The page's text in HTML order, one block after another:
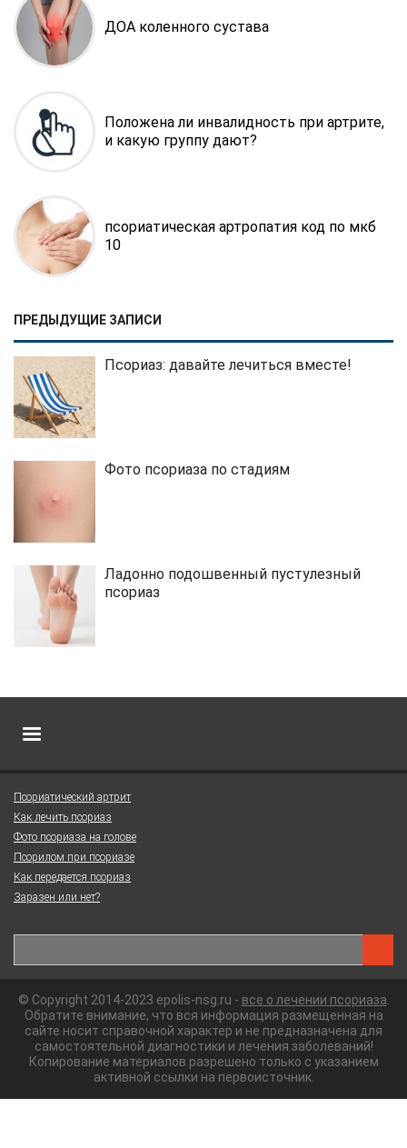
ДОА коленного сустава
Положена ли инвалидность при артрите,
и какую группу дают?
псориатическая артропатия код по мкб
10
ПРЕДЫДУЩИЕ ЗАПИСИ
Псориаз: давайте лечиться вместе!
Фото псориаза по стадиям
Ладонно подошвенный пустулезный
псориаз
Псориатический артрит
Как лечить псориаз
Фото псориаза на голове
Псорилом при псориазе
Как передается псориаз
Заразен или нет?
© Copyright 2014-2023 epolis-nsg.ru - все о лечении псориаза.
Обратите внимание, что вся информация размещенная на
сайте носит справочной характер и не предназначена для
самостоятельной диагностики и лечения заболеваний!
Копирование материалов разрешено только с указанием
активной ссылки на первоисточник.